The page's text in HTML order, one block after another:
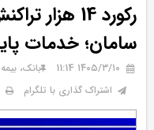
رکورد 14
سامان؛ خدمات
۱۴۰۵/۳/۱۰ 11:14 بانک،
اشتراک گذاری با تلگرام